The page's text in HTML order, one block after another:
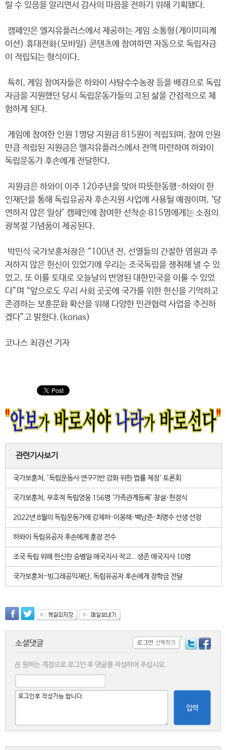
릴 수 있음을 알리면서 감사의 마음을 전하기 위해 기획됐다.
캠페인은 엘지유플러스에서 제공하는 게임 소통형(게이미피케
이션) 휴대전화(모바일) 콘텐츠에 참여하면 자동으로 독립자금
이 적립되는 형식이다.
특히, 게임 참여자들은 하와이 사탕수수농장 등을 배경으로 독립
자금을 지원했던 당시 독립운동가들의 고된 삶을 간접적으로 체
험하게 된다.
게임에 참여한 인원 1명당 지원금 815원이 적립되며, 참여 인원
만큼 적립된 지원금은 엘지유플러스에서 전액 마련하여 하와이
독립운동가 후손에게 전달한다.
지원금은 하와이 이주 120주년을 맞아 따뜻한동행-하와이 한
인재단을 통해 독립유공자 후손지원 사업에 사용될 예정이며, ‘당
연하지 않은 일상’ 캠페인에 참여한 선착순 815명에게는 소정의
광복절 기념품이 제공된다.
박민식 국가보훈처장은 “100년 전, 선열들의 간절한 염원과 주
저하지 않은 헌신이 있었기에 우리는 조국독립을 쟁취해 낼 수 있
었고, 또 이를 토대로 오늘날의 번영된 대한민국을 이룰 수 있었
다”며 “앞으로도 우리 사회 곳곳에 국가를 위한 헌신을 기억하고
존경하는 보훈문화 확산을 위해 다양한 민관협력 사업을 추진하
겠다”고 밝혔다.(konas)
코나스 최경선 기자
관련기사보기
국가보훈처, '독립운동사 연구기반 강화 위한 법률 제정' 토론회
국가보훈처, 무호적 독립영웅 156명 ‘가족관계등록’ 창설·헌정식
2022년 8월의 독립운동가에 강제하·이웅해·백남준·최명수 선생 선정
하와이 독립유공자 후손에게 훈장 전수
조국 독립 위해 헌신한 승병일 애국지사 작고...생존 애국지사 10명
국가보훈처-빙그레공익재단, 독립유공자 후손에게 장학금 전달
소셜댓글
원하는 계정으로 로그인 후 댓글을 작성하여 주십시요.
입력